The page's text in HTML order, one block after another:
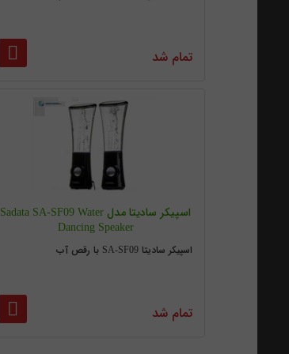
تمام شد
اسپیکر سادیتا مدل Sadata SA-SF09 Water
Dancing Speaker
اسپیکر سادیتا SA-SF09 با رقص آب
تمام شد